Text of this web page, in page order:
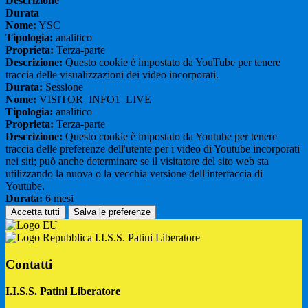
Durata
Nome: YSC
Tipologia: analitico
Proprieta: Terza-parte
Descrizione: Questo cookie è impostato da YouTube per tenere
traccia delle visualizzazioni dei video incorporati.
Durata: Sessione
Nome: VISITOR_INFO1_LIVE
Tipologia: analitico
Proprieta: Terza-parte
Descrizione: Questo cookie è impostato da Youtube per tenere
traccia delle preferenze dell'utente per i video di Youtube incorporati
nei siti; può anche determinare se il visitatore del sito web sta
utilizzando la nuova o la vecchia versione dell'interfaccia di
Youtube.
Durata: 6 mesi
Accetta tutti Salva le preferenze
I.I.S.S. Patini Liberatore
Contatti
I.I.S.S. Patini Liberatore